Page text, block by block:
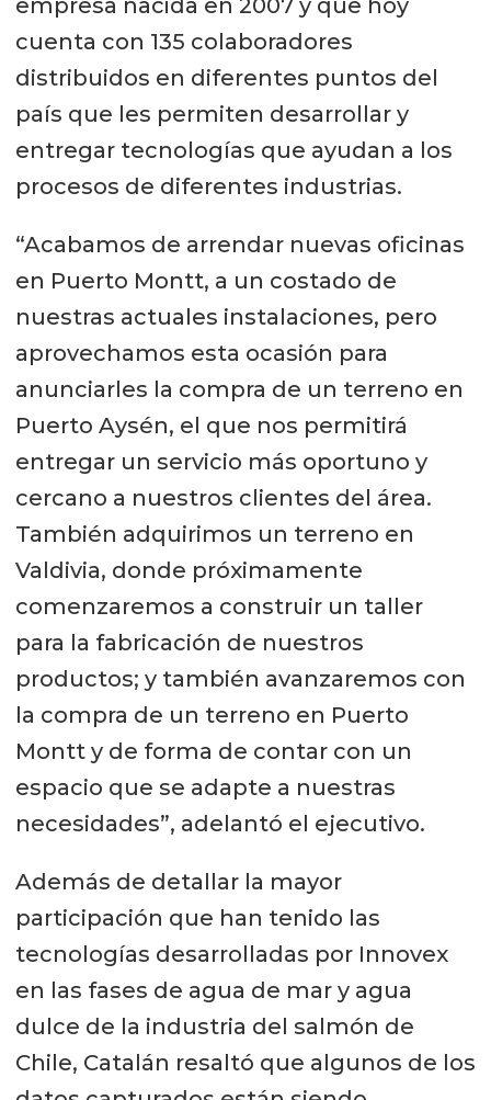
cuenta con 135 colaboradores
distribuidos en diferentes puntos del
país que les permiten desarrollar y
entregar tecnologías que ayudan a los
procesos de diferentes industrias.
“Acabamos de arrendar nuevas oficinas
en Puerto Montt, a un costado de
nuestras actuales instalaciones, pero
aprovechamos esta ocasión para
anunciarles la compra de un terreno en
Puerto Aysén, el que nos permitirá
entregar un servicio más oportuno y
cercano a nuestros clientes del área.
También adquirimos un terreno en
Valdivia, donde próximamente
comenzaremos a construir un taller
para la fabricación de nuestros
productos; y también avanzaremos con
la compra de un terreno en Puerto
Montt y de forma de contar con un
espacio que se adapte a nuestras
necesidades”, adelantó el ejecutivo.
Además de detallar la mayor
participación que han tenido las
tecnologías desarrolladas por Innovex
en las fases de agua de mar y agua
dulce de la industria del salmón de
Chile, Catalán resaltó que algunos de los